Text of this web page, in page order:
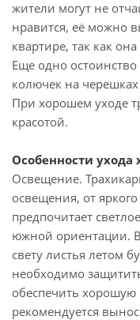
жители могут не
нравится, её можно
квартире, так как
Еще одно остоинство
колючек на черешках
При хорошем уходе
красотой.
Особенности ухода
Освещение.
освещения, от
предпочитает
южной ориентации.
свету листья летом
необходимо
обеспечить
рекомендуется